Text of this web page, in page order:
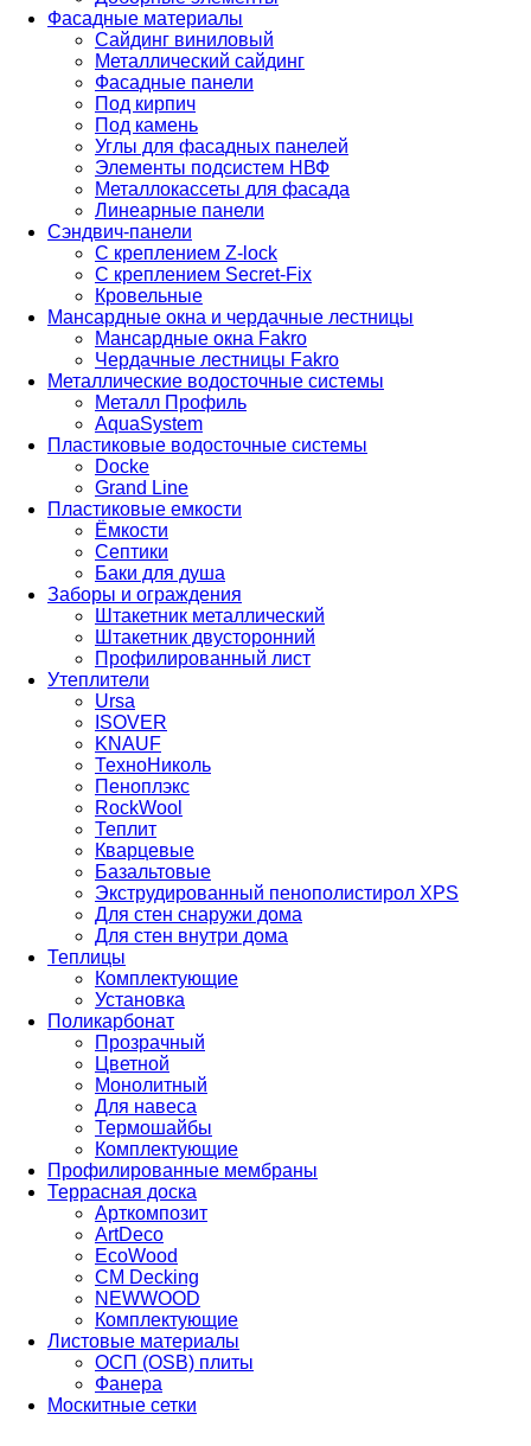
Фасадные материалы
Сайдинг виниловый
Металлический сайдинг
Фасадные панели
Под кирпич
Под камень
Углы для фасадных панелей
Элементы подсистем НВФ
Металлокассеты для фасада
Линеарные панели
Сэндвич-панели
С креплением Z-lock
С креплением Secret-Fix
Кровельные
Мансардные окна и чердачные лестницы
Мансардные окна Fakro
Чердачные лестницы Fakro
Металлические водосточные системы
Металл Профиль
AquaSystem
Пластиковые водосточные системы
Docke
Grand Line
Пластиковые емкости
Ёмкости
Септики
Баки для душа
Заборы и ограждения
Штакетник металлический
Штакетник двусторонний
Профилированный лист
Утеплители
Ursa
ISOVER
KNAUF
ТехноНиколь
Пеноплэкс
RockWool
Теплит
Кварцевые
Базальтовые
Экструдированный пенополистирол XPS
Для стен снаружи дома
Для стен внутри дома
Теплицы
Комплектующие
Установка
Поликарбонат
Прозрачный
Цветной
Монолитный
Для навеса
Термошайбы
Комплектующие
Профилированные мембраны
Террасная доска
Арткомпозит
ArtDeco
EcoWood
CM Decking
NEWWOOD
Комплектующие
Листовые материалы
ОСП (OSB) плиты
Фанера
Москитные сетки